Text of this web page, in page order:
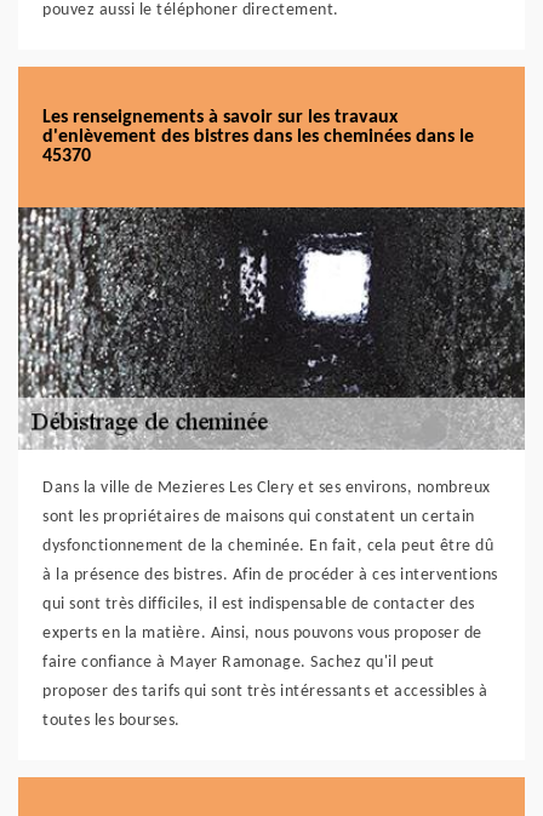
pouvez aussi le téléphoner directement.
Les renseignements à savoir sur les travaux
d'enlèvement des bistres dans les cheminées dans le
45370
Dans la ville de Mezieres Les Clery et ses environs, nombreux
sont les propriétaires de maisons qui constatent un certain
dysfonctionnement de la cheminée. En fait, cela peut être dû
à la présence des bistres. Afin de procéder à ces interventions
qui sont très difficiles, il est indispensable de contacter des
experts en la matière. Ainsi, nous pouvons vous proposer de
faire confiance à Mayer Ramonage. Sachez qu'il peut
proposer des tarifs qui sont très intéressants et accessibles à
toutes les bourses.